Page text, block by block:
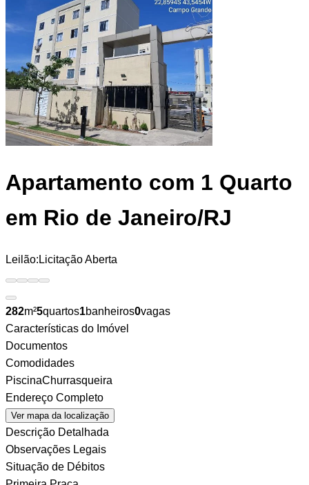
Apartamento com 1 Quarto
em Rio de Janeiro/RJ
Leilão: Licitação Aberta
282m²5quartos1banheiros0vagas
Características do Imóvel
Documentos
Comodidades
PiscinaChurrasqueira
Endereço Completo
Ver mapa da localização
Descrição Detalhada
Observações Legais
Situação de Débitos